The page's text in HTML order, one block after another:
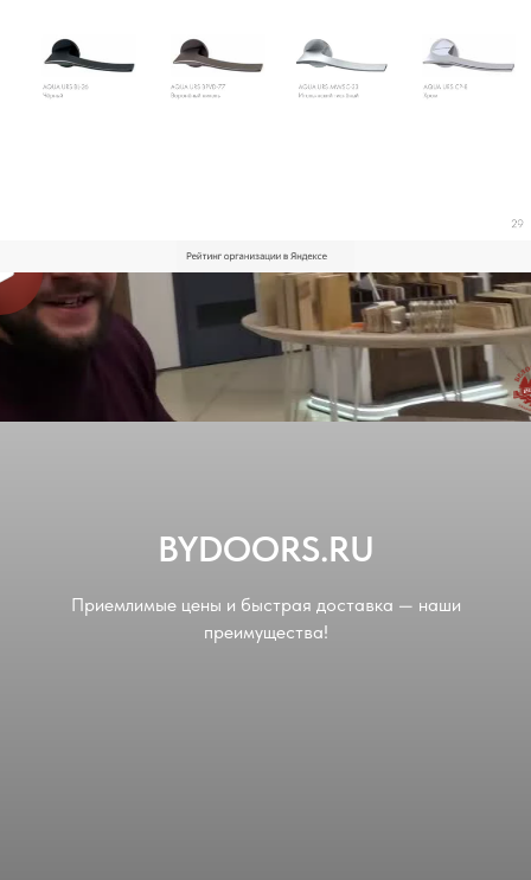
Оформить предварительный заказ
BYDOORS.RU
Приемлимые цены и быстрая доставка — наши
преимущества!